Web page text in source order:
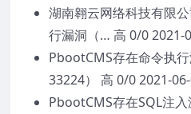
湖南翱云网络科技有限
行漏洞（… 高 0/0 2021-
PbootCMS存在命令执
33224） 高 0/0 2021-
PbootCMS存在SQL注